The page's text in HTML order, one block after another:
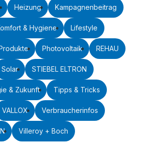
Heizung Kampagnenbeitrag
& Hygiene Lifestyle
Photovoltaik REHAU
Solar STIEBEL ELTRON
& Zukunft Tipps & Tricks
VALLOX Verbraucherinfos
Villeroy + Boch